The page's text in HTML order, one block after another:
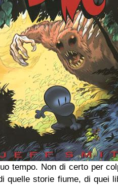
tempo. Non di certo per
quelle storie fiume, di quei